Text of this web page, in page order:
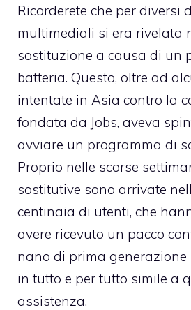
Ricorderete che per diversi
multimediali si era rivelata
sostituzione a causa di un
batteria. Questo, oltre ad
intentate in Asia contro la
fondata da Jobs, aveva
avviare un programma di
Proprio nelle scorse
sostitutive sono arrivate
centinaia di utenti, che
avere ricevuto un pacco
nano di prima generazione
in tutto e per tutto simile a
assistenza.